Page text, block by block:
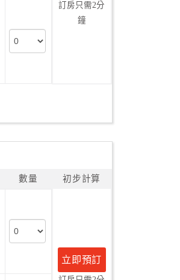
訂房只需2分
鐘
數量 初步計算
立即預訂